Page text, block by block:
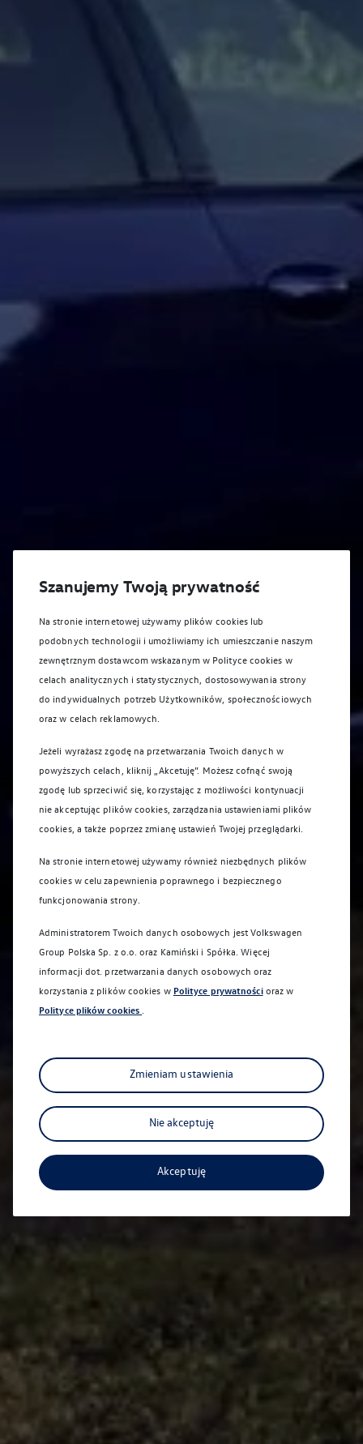
Samochody elektryczne i samochody
Elektromobilność o dwóch
Szanujemy Twoją prywatność
Na stronie internetowej używamy plików cookies lub
podobnych technologii i umożliwiamy ich umieszczanie naszym
zewnętrznym dostawcom wskazanym w Polityce cookies w
celach analitycznych i statystycznych, dostosowywania strony
do indywidualnych potrzeb Użytkowników, społecznościowych
oraz w celach reklamowych.
Jeżeli wyrażasz zgodę na przetwarzania Twoich danych w
powyższych celach, kliknij „Akcetuję”. Możesz cofnąć swoją
zgodę lub sprzeciwić się, korzystając z możliwości kontynuacji
nie akceptując plików cookies, zarządzania ustawieniami plików
cookies, a także poprzez zmianę ustawień Twojej przeglądarki.
Na stronie internetowej używamy również niezbędnych plików
cookies w celu zapewnienia poprawnego i bezpiecznego
funkcjonowania strony.
Administratorem Twoich danych osobowych jest Volkswagen
Group Polska Sp. z o.o. oraz Kamiński i Spółka. Więcej
informacji dot. przetwarzania danych osobowych oraz
korzystania z plików cookies w Polityce prywatnościoraz w
Polityce plików cookies .
Zmieniam ustawienia
Nie akceptuję
Akceptuję